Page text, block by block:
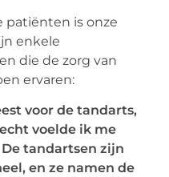
patiënten is onze
enkele
die de zorg van
ervaren:
voor de tandarts,
voelde ik me
tandartsen zijn
en ze namen de